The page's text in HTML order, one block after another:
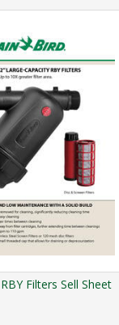
Filters Sell Sheet